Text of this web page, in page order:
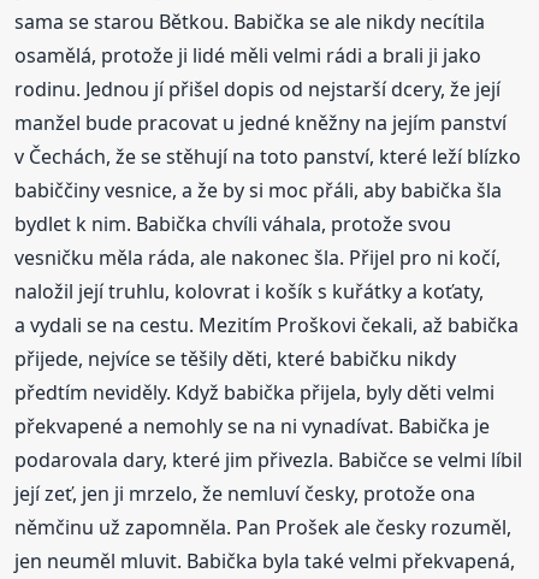
sama se starou Bětkou. Babička se ale nikdy necítila
osamělá, protože ji lidé měli velmi rádi a brali ji jako
rodinu. Jednou jí přišel dopis od nejstarší dcery, že její
manžel bude pracovat u jedné kněžny na jejím panství
v Čechách, že se stěhují na toto panství, které leží blízko
babiččiny vesnice, a že by si moc přáli, aby babička šla
bydlet k nim. Babička chvíli váhala, protože svou
vesničku měla ráda, ale nakonec šla. Přijel pro ni kočí,
naložil její truhlu, kolovrat i košík s kuřátky a koťaty,
a vydali se na cestu. Mezitím Proškovi čekali, až babička
přijede, nejvíce se těšily děti, které babičku nikdy
předtím neviděly. Když babička přijela, byly děti velmi
překvapené a nemohly se na ni vynadívat. Babička je
podarovala dary, které jim přivezla. Babičce se velmi líbil
její zeť, jen ji mrzelo, že nemluví česky, protože ona
němčinu už zapomněla. Pan Prošek ale česky rozuměl,
jen neuměl mluvit. Babička byla také velmi překvapená,